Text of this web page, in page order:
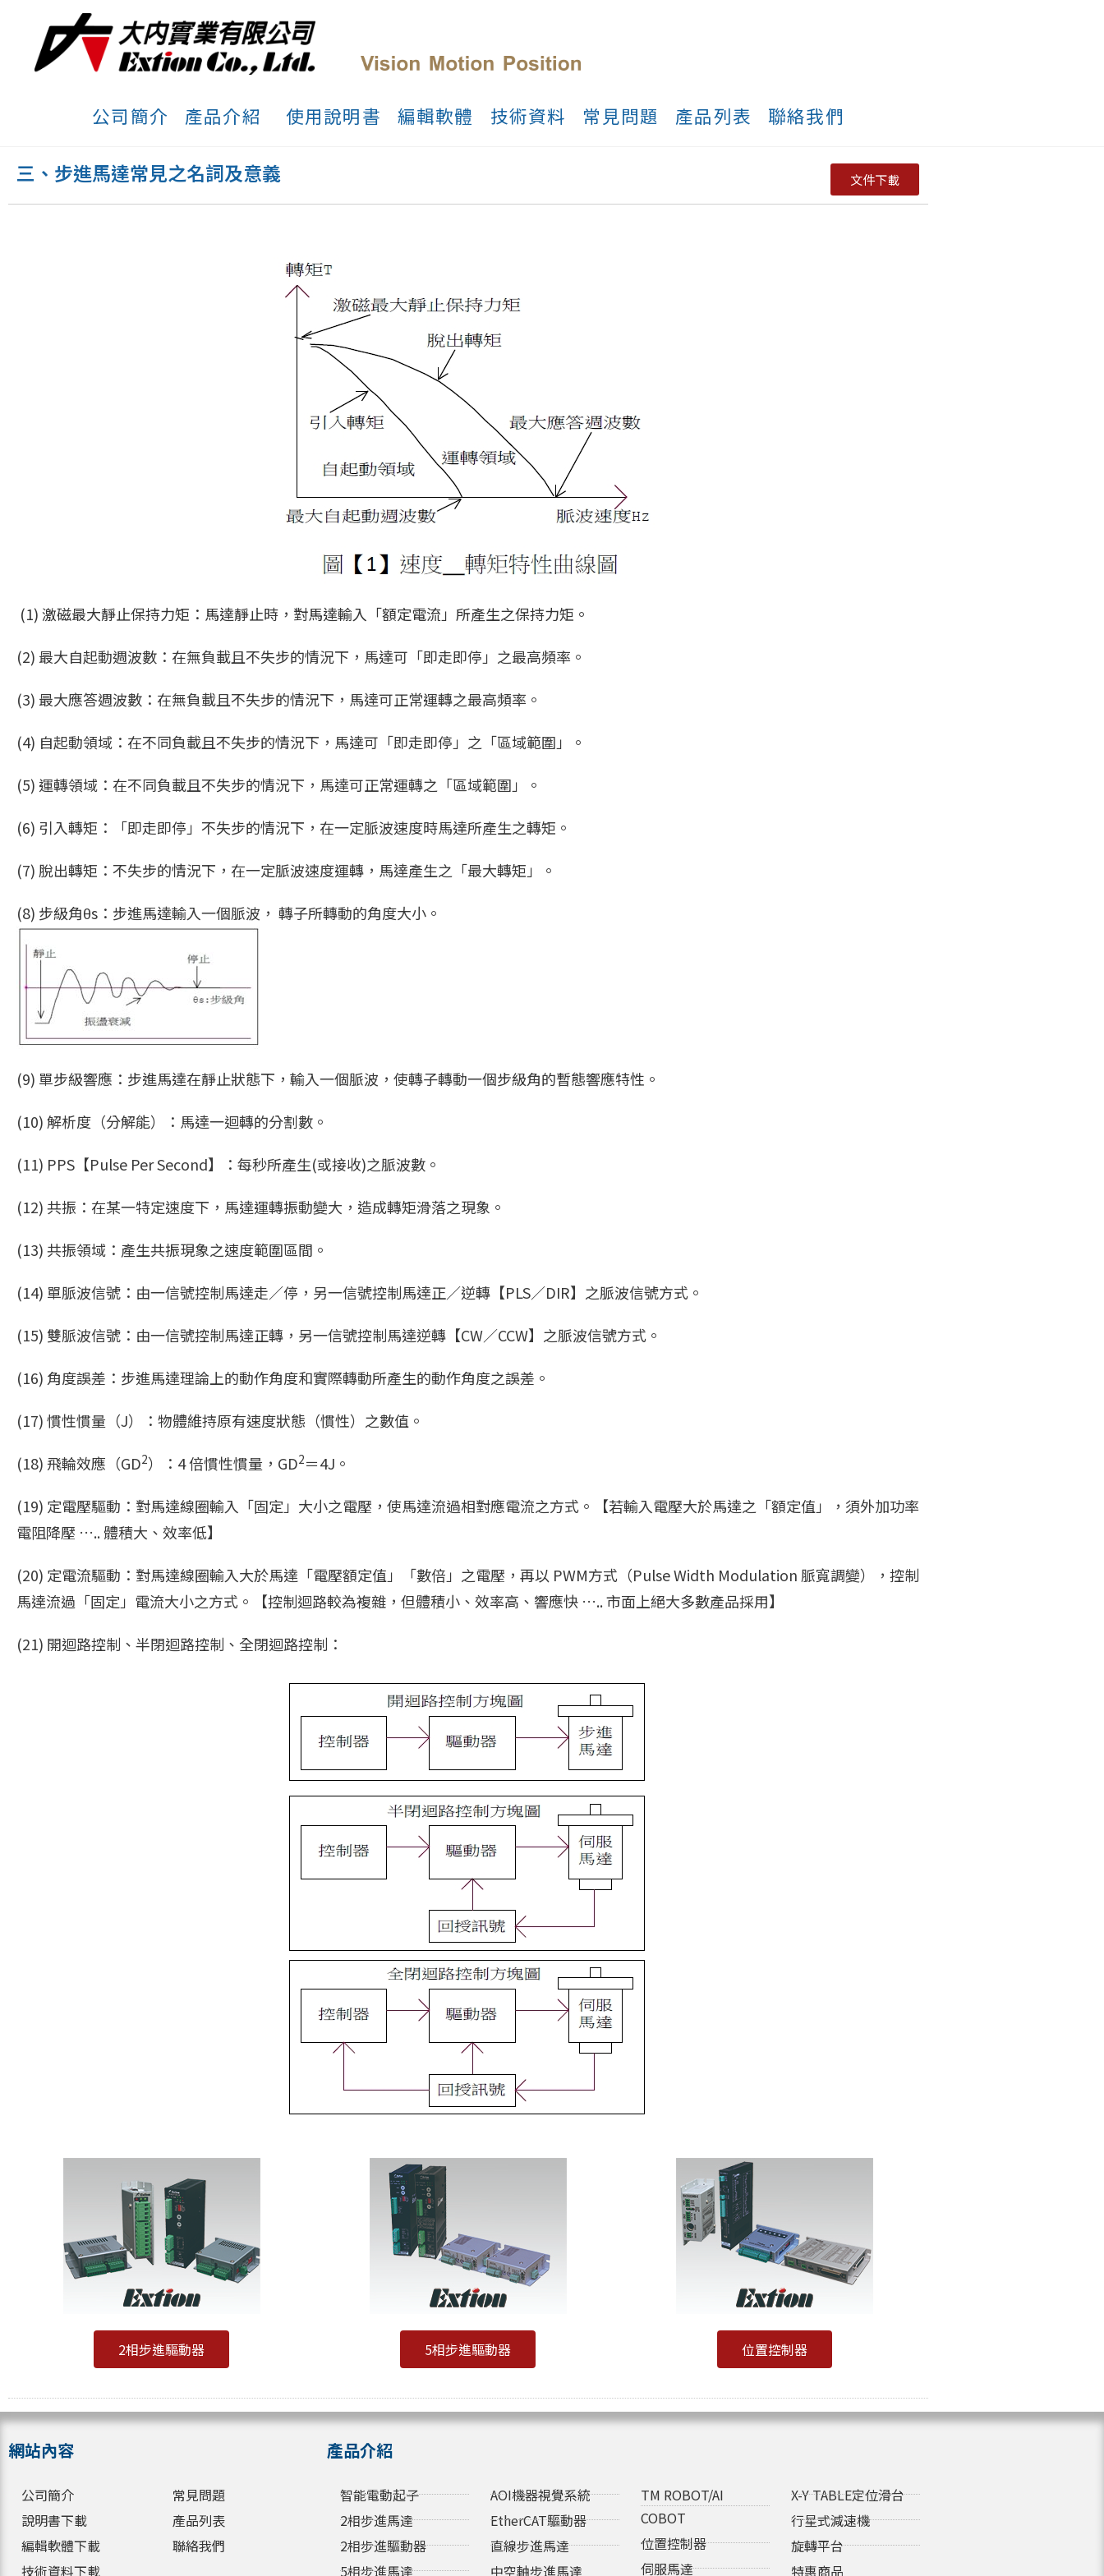
公司簡介 產品介紹 使用說明書 編輯軟體 技術資料 常見問題 產品列表 聯絡我們
三、步進馬達常見之名詞及意義 文件下載
(1) 激磁最大靜止保持力矩：馬達靜止時，對馬達輸入「額定電流」所產生之保持力矩。
(2) 最大自起動週波數：在無負載且不失步的情況下，馬達可「即走即停」之最高頻率。
(3) 最大應答週波數：在無負載且不失步的情況下，馬達可正常運轉之最高頻率。
(4) 自起動領域：在不同負載且不失步的情況下，馬達可「即走即停」之「區域範圍」。
(5) 運轉領域：在不同負載且不失步的情況下，馬達可正常運轉之「區域範圍」。
(6) 引入轉矩：「即走即停」不失步的情況下，在一定脈波速度時馬達所產生之轉矩。
(7) 脫出轉矩：不失步的情況下，在一定脈波速度運轉，馬達產生之「最大轉矩」。
(8) 步級角θs：步進馬達輸入一個脈波， 轉子所轉動的角度大小。
(9) 單步級響應：步進馬達在靜止狀態下，輸入一個脈波，使轉子轉動一個步級角的暫態響應特性。
(10) 解析度（分解能）：馬達一迴轉的分割數。
(11) PPS【Pulse Per Second】：每秒所產生(或接收)之脈波數。
(12) 共振：在某一特定速度下，馬達運轉振動變大，造成轉矩滑落之現象。
(13) 共振領域：產生共振現象之速度範圍區間。
(14) 單脈波信號：由一信號控制馬達走∕停，另一信號控制馬達正∕逆轉【PLS∕DIR】之脈波信號方式。
(15) 雙脈波信號：由一信號控制馬達正轉，另一信號控制馬達逆轉【CW∕CCW】之脈波信號方式。
(16) 角度誤差：步進馬達理論上的動作角度和實際轉動所產生的動作角度之誤差。
(17) 慣性慣量（J）：物體維持原有速度狀態（慣性）之數值。
(18) 飛輪效應（GD2）：4 倍慣性慣量，GD2＝4J。
(19) 定電壓驅動：對馬達線圈輸入「固定」大小之電壓，使馬達流過相對應電流之方式。【若輸入電壓大於馬達之「額定值」，須外加功率
電阻降壓 ….. 體積大、效率低】
(20) 定電流驅動：對馬達線圈輸入大於馬達「電壓額定值」「數倍」之電壓，再以 PWM方式（Pulse Width Modulation 脈寬調變），控制
馬達流過「固定」電流大小之方式。【控制迴路較為複雜，但體積小、效率高、響應快 ….. 市面上絕大多數產品採用】
(21) 開迴路控制、半閉迴路控制、全閉迴路控制：
2相步進驅動器 5相步進驅動器 位置控制器
網站內容
公司簡介
說明書下載
編輯軟體下載
技術資料下載
常見問題
產品列表
聯絡我們
產品介紹
智能電動起子
2相步進馬達
2相步進驅動器
5相步進馬達
AOI機器視覺系統
EtherCAT驅動器
直線步進馬達
中空軸步進馬達
TM ROBOT/AI
COBOT
位置控制器
伺服馬達
X-Y TABLE定位滑台
行星式減速機
旋轉平台
特惠商品